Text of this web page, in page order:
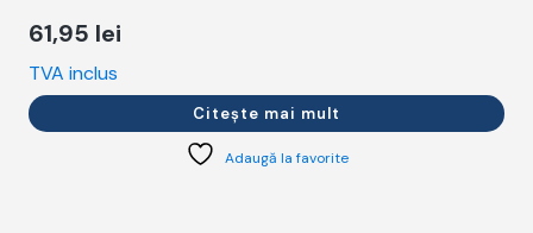
61,95 lei
TVA inclus
Citește mai mult
Adaugă la favorite